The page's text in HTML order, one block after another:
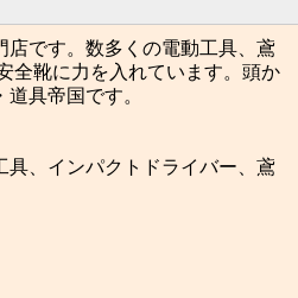
です。数多くの電動工具、鳶
全靴に力を入れています。頭か
具帝国です。
、インパクトドライバー、鳶